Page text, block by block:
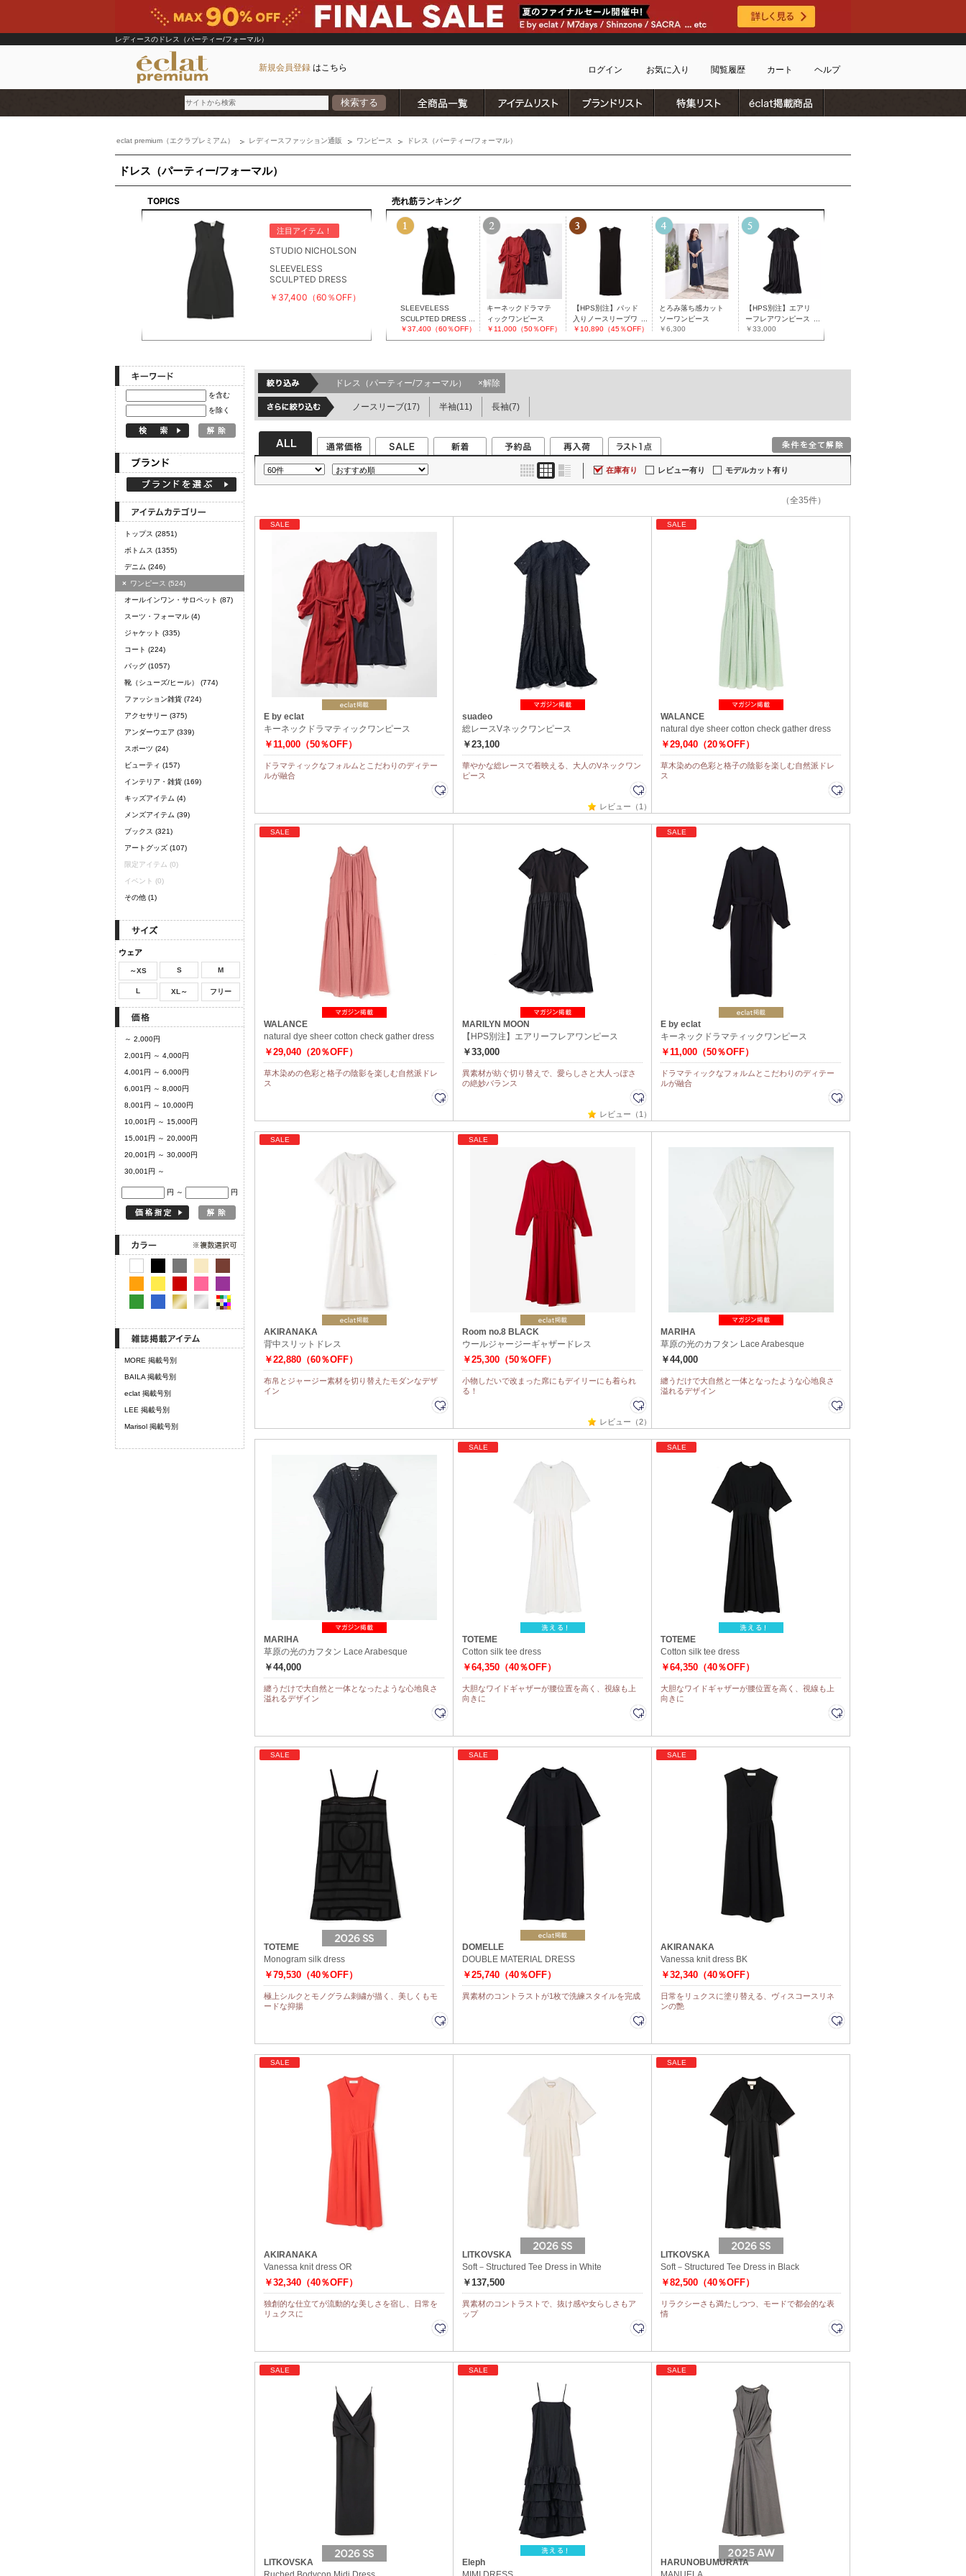
レディースのドレス（パーティー/フォーマル）
新規会員登録 はこちら ログイン お気に入り 閲覧履歴 カート ヘルプ
返品・交換について
初めてのお客様
よくあるご質問
お問合せ
新規会員登録
検索する
ブランド
カテゴリ
お気に入り
ランキング
雑誌･書籍(一緒に買うと送料無料)
定期購読
eclat premium（エクラプレミアム） レディースファッション通販 ワンピース ドレス（パーティー/フォーマル）
ドレス（パーティー/フォーマル）
TOPICS
注目アイテム！
STUDIO NICHOLSON
SLEEVELESS
SCULPTED DRESS
￥37,400（60％OFF）
売れ筋ランキング
SLEEVELESS
SCULPTED DRESS
￥37,400（60％OFF）
キーネックドラマテ
ィックワンピース
￥11,000（50％OFF）
【HPS別注】パッド
入りノースリーブワ
ンピース
￥10,890（45％OFF）
とろみ落ち感カット
ソーワンピース
￥6,300
【HPS別注】エアリ
ーフレアワンピース
￥33,000
を含む
を除く
トップス (2851)
ボトムス (1355)
デニム (246)
× ワンピース (524)
オールインワン・サロペット (87)
スーツ・フォーマル (4)
ジャケット (335)
コート (224)
バッグ (1057)
靴（シューズ/ヒール） (774)
ファッション雑貨 (724)
アクセサリー (375)
アンダーウエア (339)
スポーツ (24)
ビューティ (157)
インテリア・雑貨 (169)
キッズアイテム (4)
メンズアイテム (39)
ブックス (321)
アートグッズ (107)
限定アイテム (0)
イベント (0)
その他 (1)
ウェア
～XS S M
L XL～ フリー
～ 2,000円
2,001円 ～ 4,000円
4,001円 ～ 6,000円
6,001円 ～ 8,000円
8,001円 ～ 10,000円
10,001円 ～ 15,000円
15,001円 ～ 20,000円
20,001円 ～ 30,000円
30,001円 ～
円 ～ 円
MORE 掲載号別
BAILA 掲載号別
eclat 掲載号別
LEE 掲載号別
Marisol 掲載号別
ドレス（パーティー/フォーマル） ×解除
ノースリーブ(17) 半袖(11) 長袖(7)
在庫有り レビュー有り モデルカット有り
（全35件）
SALE
E by eclat
キーネックドラマティックワンピース
￥11,000（50％OFF）
ドラマティックなフォルムとこだわりのディテー
ルが融合
suadeo
総レースVネックワンピース
￥23,100
華やかな総レースで着映える、大人のVネックワン
ピース
レビュー（1）
SALE
WALANCE
natural dye sheer cotton check gather dress
￥29,040（20％OFF）
草木染めの色彩と格子の陰影を楽しむ自然派ドレ
ス
SALE
WALANCE
natural dye sheer cotton check gather dress
￥29,040（20％OFF）
草木染めの色彩と格子の陰影を楽しむ自然派ドレ
ス
MARILYN MOON
【HPS別注】エアリーフレアワンピース
￥33,000
異素材が紡ぐ切り替えで、愛らしさと大人っぽさ
の絶妙バランス
レビュー（1）
SALE
E by eclat
キーネックドラマティックワンピース
￥11,000（50％OFF）
ドラマティックなフォルムとこだわりのディテー
ルが融合
SALE
AKIRANAKA
背中スリットドレス
￥22,880（60％OFF）
布帛とジャージー素材を切り替えたモダンなデザ
イン
SALE
Room no.8 BLACK
ウールジャージーギャザードレス
￥25,300（50％OFF）
小物しだいで改まった席にもデイリーにも着られ
る！
レビュー（2）
MARIHA
草原の光のカフタン Lace Arabesque
￥44,000
纏うだけで大自然と一体となったような心地良さ
溢れるデザイン
MARIHA
草原の光のカフタン Lace Arabesque
￥44,000
纏うだけで大自然と一体となったような心地良さ
溢れるデザイン
SALE
TOTEME
Cotton silk tee dress
￥64,350（40％OFF）
大胆なワイドギャザーが腰位置を高く、視線も上
向きに
SALE
TOTEME
Cotton silk tee dress
￥64,350（40％OFF）
大胆なワイドギャザーが腰位置を高く、視線も上
向きに
SALE
TOTEME
Monogram silk dress
￥79,530（40％OFF）
極上シルクとモノグラム刺繍が描く、美しくもモ
ードな抑揚
SALE
DOMELLE
DOUBLE MATERIAL DRESS
￥25,740（40％OFF）
異素材のコントラストが1枚で洗練スタイルを完成
SALE
AKIRANAKA
Vanessa knit dress BK
￥32,340（40％OFF）
日常をリュクスに塗り替える、ヴィスコースリネ
ンの艶
SALE
AKIRANAKA
Vanessa knit dress OR
￥32,340（40％OFF）
独創的な仕立てが流動的な美しさを宿し、日常を
リュクスに
LITKOVSKA
Soft－Structured Tee Dress in White
￥137,500
異素材のコントラストで、抜け感や女らしさもア
ップ
SALE
LITKOVSKA
Soft－Structured Tee Dress in Black
￥82,500（40％OFF）
リラクシーさも満たしつつ、モードで都会的な表
情
SALE
LITKOVSKA
SALE
Eleph
SALE
HARUNOBUMURATA